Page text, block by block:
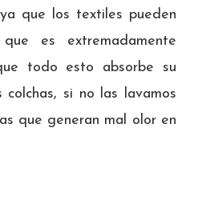
que los textiles pueden
es extremadamente
todo esto absorbe su
si no las lavamos
que generan mal olor en